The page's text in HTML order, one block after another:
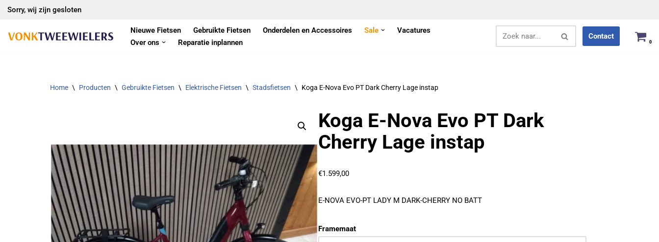
naar
Sorry, wij zijn gesloten
Nieuwe Fietsen Gebruikte Fietsen Onderdelen en Accessoires Sale
Vacatures
Over ons
Reparatie inplannen
Contact
0
Home \ Producten \ Gebruikte Fietsen \ Elektrische Fietsen \ Stadsfietsen \ Koga E-Nova Evo PT Dark Cherry Lage instap
Koga E-Nova Evo PT Dark
Cherry Lage instap
€1.599,00
E-NOVA EVO-PT LADY M DARK-CHERRY NO BATT
Framemaat